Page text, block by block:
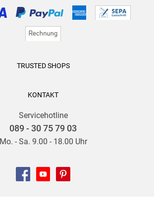
TRUSTED SHOPS
KONTAKT
Servicehotline
089 - 30 75 79 03
Mo. - Sa. 9.00 - 18.00 Uhr